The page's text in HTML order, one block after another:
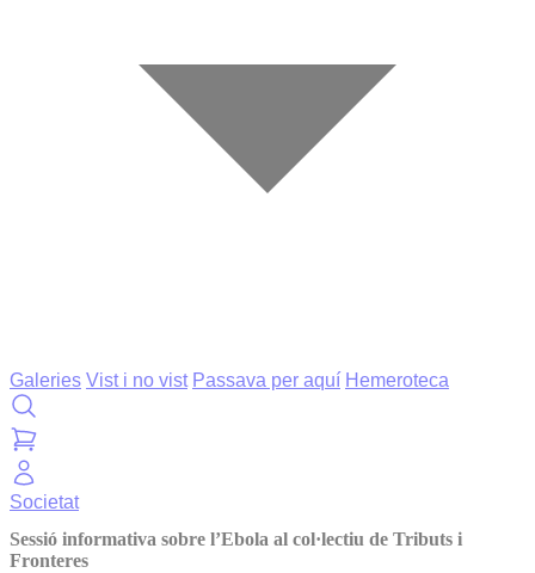
Galeries Vist i no vist Passava per aquí Hemeroteca
Societat
Sessió informativa sobre l’Ebola al col·lectiu de Tributs i
Fronteres